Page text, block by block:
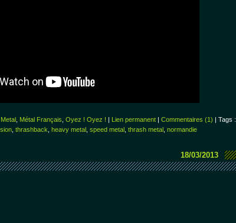
Métal Français Oyez ! Oyez ! | Lien permanent | Commentaires (1) | Tags :
thrashback heavy metal speed metal thrash metal normandie
18/03/2013